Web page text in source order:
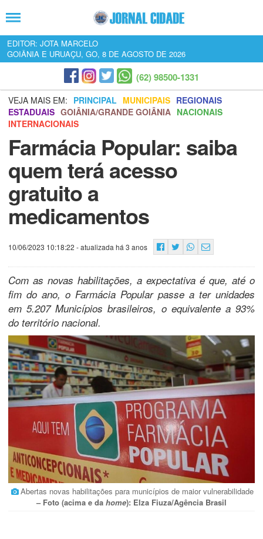
EDITOR: JOTA MARCELO
GOIÂNIA E URUAÇU, GO, 8 DE AGOSTO DE 2026
(62) 98500-1331
VEJA MAIS EM: PRINCIPAL MUNICIPAIS REGIONAIS
ESTADUAIS GOIÂNIA/GRANDE GOIÂNIA NACIONAIS
INTERNACIONAIS
Farmácia Popular: saiba
quem terá acesso
gratuito a
medicamentos
10/06/2023 10:18:22 - atualizada há 3 anos
Com as novas habilitações, a expectativa é que, até o
fim do ano, o Farmácia Popular passe a ter unidades
em 5.207 Municípios brasileiros, o equivalente a 93%
do território nacional.
Abertas novas habilitações para municípios de maior vulnerabilidade
– Foto (acima e da home): Elza Fiuza/Agência Brasil